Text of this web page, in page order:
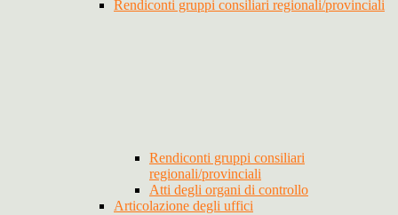
Rendiconti gruppi consiliari regionali/provinciali
Rendiconti gruppi consiliari
regionali/provinciali
Atti degli organi di controllo
Articolazione degli uffici